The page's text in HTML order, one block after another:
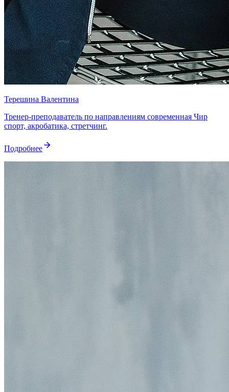
Терешина Валентина
Тренер-преподаватель по направлениям современная Чир
спорт, акробатика, стретчинг.
Подробнее